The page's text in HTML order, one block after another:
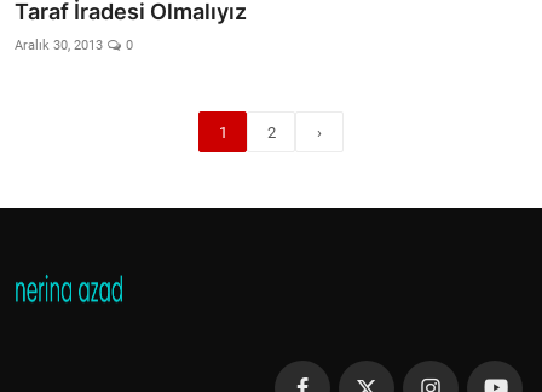
Taraf İradesi Olmalıyız
Aralık 30, 2013 0
1 2 ›